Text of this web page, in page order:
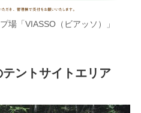
場「VIASSO（ビアッソ）」
ントサイトエリア